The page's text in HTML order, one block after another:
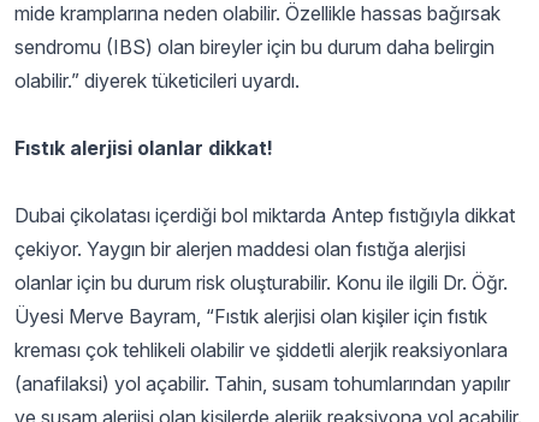
mide kramplarına neden olabilir. Özellikle hassas bağırsak
sendromu (IBS) olan bireyler için bu durum daha belirgin
olabilir.” diyerek tüketicileri uyardı.
Fıstık alerjisi olanlar dikkat!
Dubai çikolatası içerdiği bol miktarda Antep fıstığıyla dikkat
çekiyor. Yaygın bir alerjen maddesi olan fıstığa alerjisi
olanlar için bu durum risk oluşturabilir. Konu ile ilgili Dr. Öğr.
Üyesi Merve Bayram, “Fıstık alerjisi olan kişiler için fıstık
kreması çok tehlikeli olabilir ve şiddetli alerjik reaksiyonlara
(anafilaksi) yol açabilir. Tahin, susam tohumlarından yapılır
ve susam alerjisi olan kişilerde alerjik reaksiyona yol açabilir.